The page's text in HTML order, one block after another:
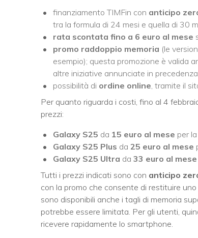
finanziamento TIMFin con anticipo
tra la formula di 24 mesi e quella di 30
rata scontata fino a 6 euro al mese
promo raddoppio memoria (le
esempio); questa promozione è valida
altre iniziative annunciate in precedenza
possibilità di ordine online , tramite il
Per quanto riguarda i costi, fino al 4
prezzi:
Galaxy S25 da 15 euro al mese per
Galaxy S25 Plus da 25 euro al mese
Galaxy S25 Ultra da 33 euro al mese
Tutti i prezzi indicati sono con anticipo
con la promo che consente di restituire
sono disponibili anche i tagli di memoria
potrebbe essere limitata. Per gli utenti,
ricevere rapidamente lo smartphone.